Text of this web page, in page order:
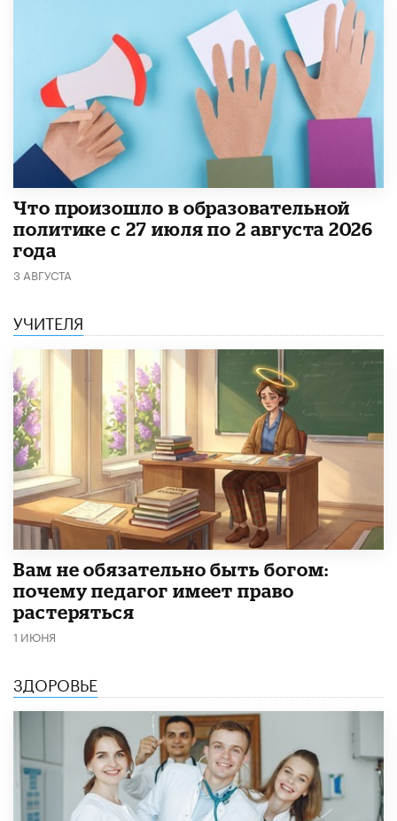
​Что произошло в образовательной
политике с 27 июля по 2 августа 2026
года
3 АВГУСТА
УЧИТЕЛЯ
​Вам не обязательно быть богом:
почему педагог имеет право
растеряться
1 ИЮНЯ
ЗДОРОВЬЕ